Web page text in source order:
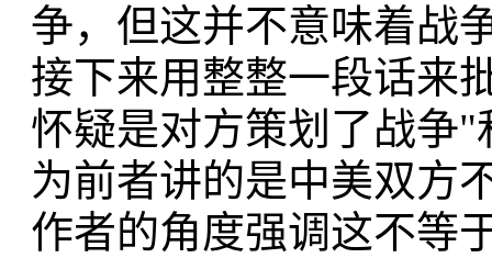
争，但这并不意味着战
接下来用整整一段话来
怀疑是对方策划了战争
为前者讲的是中美双方
作者的角度强调这不等